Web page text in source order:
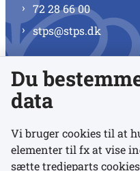
72 28 66 00
stps@stps.dk
Se alle
Links
Du
data
Vi bruger cookies til at
elementer til fx at vise
sætte tredjeparts